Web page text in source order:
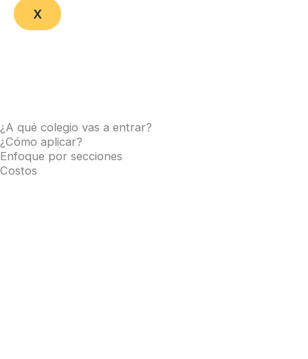
X
¿A qué colegio vas a entrar?
¿Cómo aplicar?
Enfoque por secciones
Costos